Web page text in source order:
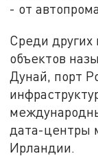
- от
Среди
объектов
Дунай, порт
дата-центры
Ирландии.